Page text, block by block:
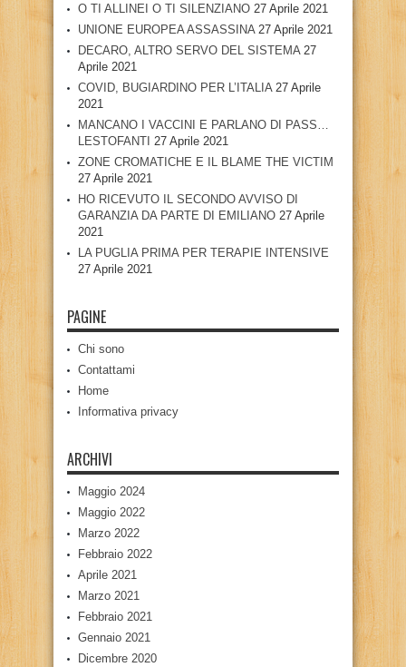
O TI ALLINEI O TI SILENZIANO 27 Aprile 2021
UNIONE EUROPEA ASSASSINA 27 Aprile 2021
DECARO, ALTRO SERVO DEL SISTEMA 27
Aprile 2021
COVID, BUGIARDINO PER L’ITALIA 27 Aprile
2021
MANCANO I VACCINI E PARLANO DI PASS…
LESTOFANTI 27 Aprile 2021
ZONE CROMATICHE E IL BLAME THE VICTIM
27 Aprile 2021
HO RICEVUTO IL SECONDO AVVISO DI
GARANZIA DA PARTE DI EMILIANO 27 Aprile
2021
LA PUGLIA PRIMA PER TERAPIE INTENSIVE
27 Aprile 2021
PAGINE
Chi sono
Contattami
Home
Informativa privacy
ARCHIVI
Maggio 2024
Maggio 2022
Marzo 2022
Febbraio 2022
Aprile 2021
Marzo 2021
Febbraio 2021
Gennaio 2021
Dicembre 2020